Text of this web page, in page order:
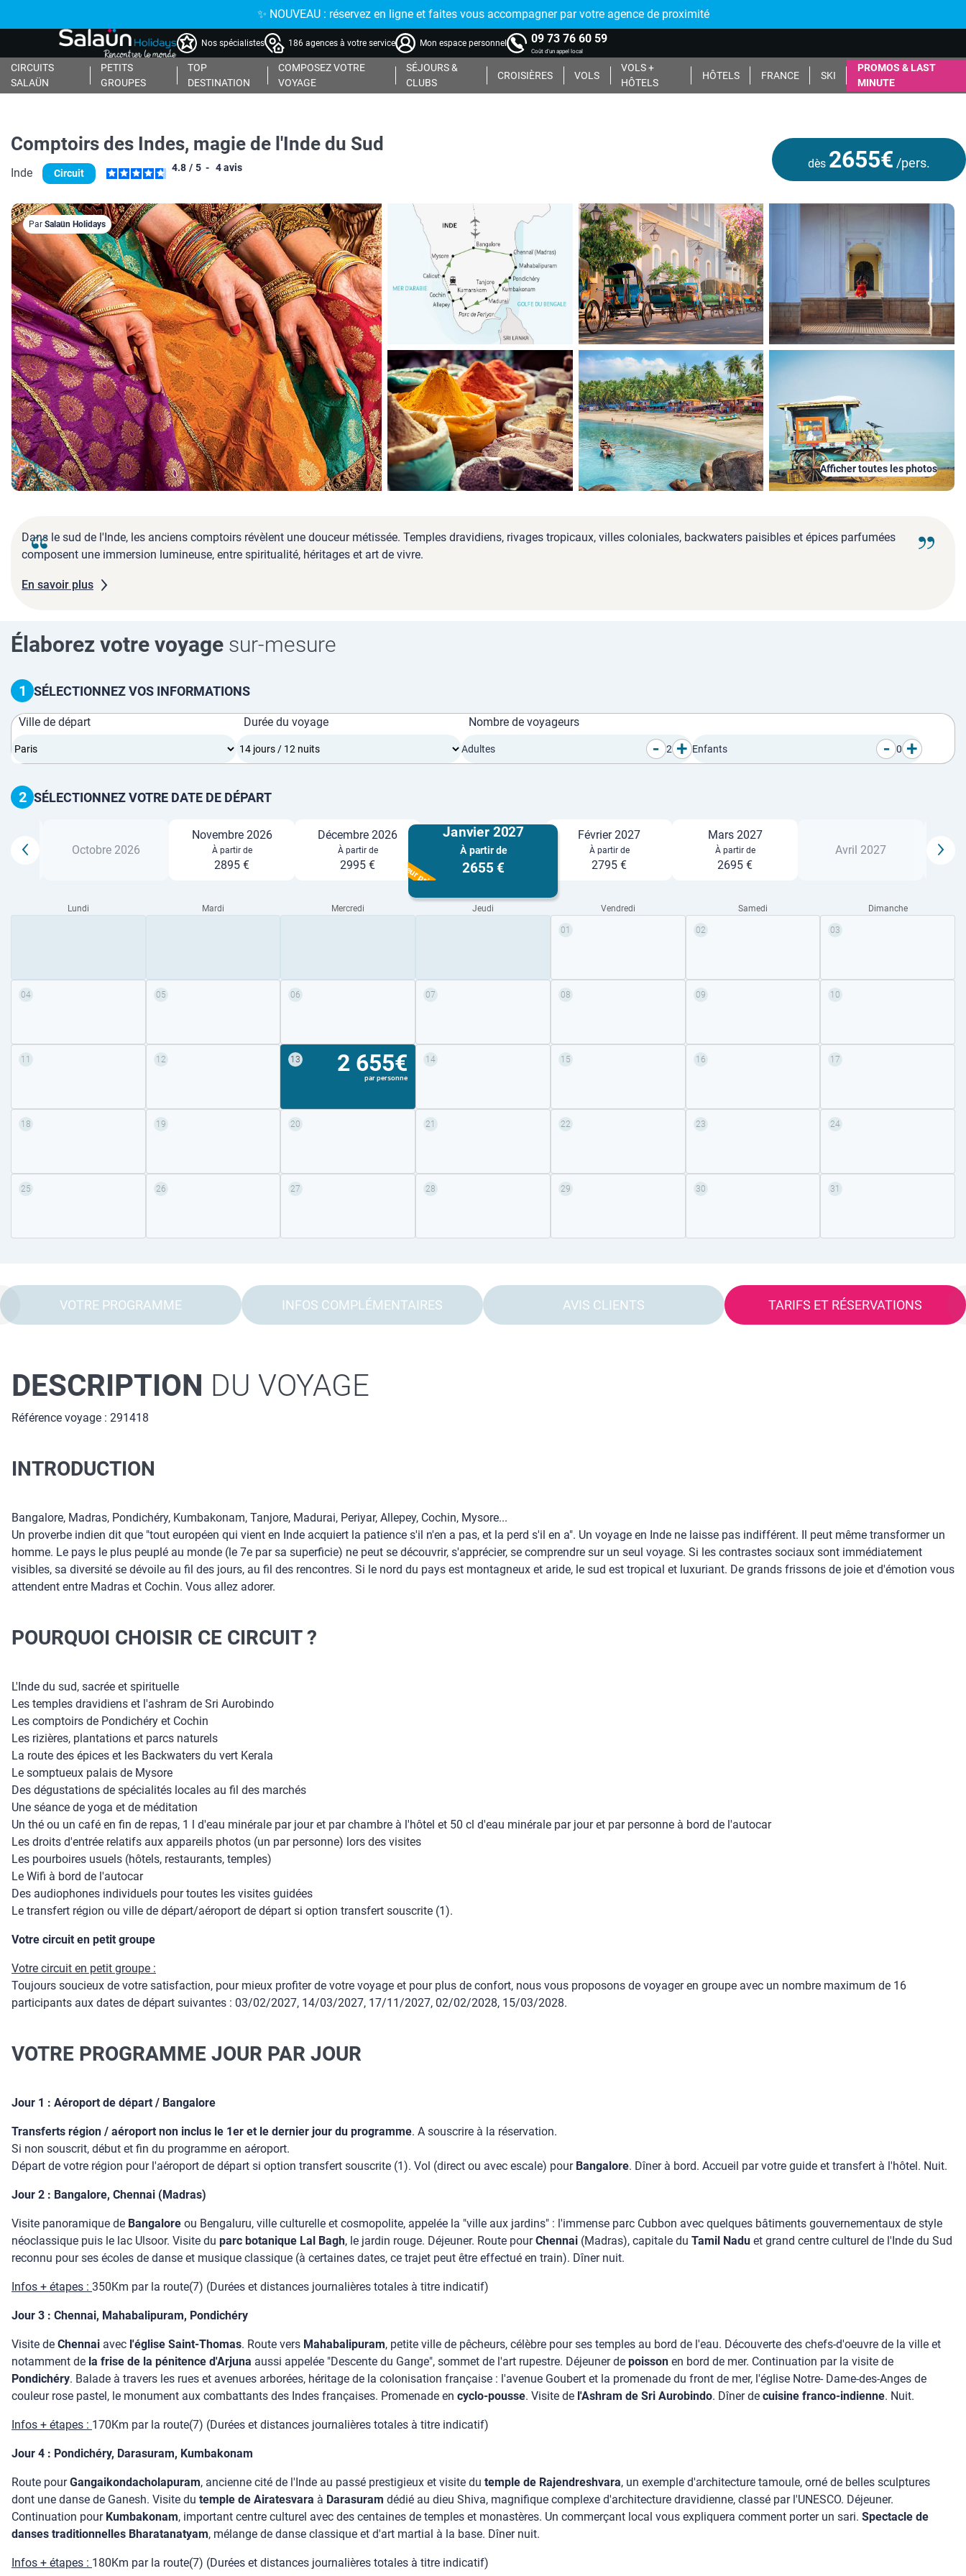
✨ NOUVEAU : réservez en ligne et faites vous accompagner par votre agence de proximité
Nos spécialistes 186 agences à votre service Mon espace personnel 09 73 76 60 59
Coût d'un appel local
CIRCUITS
SALAÜN
PETITS
GROUPES
TOP
DESTINATION
COMPOSEZ VOTRE
VOYAGE
SÉJOURS &
CLUBS
CROISIÈRES VOLS
VOLS +
HÔTELS
HÔTELS FRANCE SKI
PROMOS & LAST
MINUTE
dès 2655€ /pers.
Comptoirs des Indes, magie de l'Inde du Sud
Inde Circuit 4.8 / 5 - 4avis
Afficher toutes les photos
Par Salaün Holidays
Dans le sud de l'Inde, les anciens comptoirs révèlent une douceur métissée. Temples dravidiens, rivages tropicaux, villes coloniales, backwaters paisibles et épices parfumées
composent une immersion lumineuse, entre spiritualité, héritages et art de vivre.
En savoir plus
Élaborez votre voyage sur-mesure
1 SÉLECTIONNEZ VOS INFORMATIONS
Ville de départ Durée du voyage Nombre de voyageurs
Adultes - 2 + Enfants - 0 +
2 SÉLECTIONNEZ VOTRE DATE DE DÉPART
Octobre 2026
Novembre 2026
À partir de
2895 €
Décembre 2026
À partir de
2995 €
Janvier 2027
À partir de
2655 €
Meilleur prix
Février 2027
À partir de
2795 €
Mars 2027
À partir de
2695 €
Avril 2027
Lundi Mardi Mercredi Jeudi Vendredi Samedi Dimanche
01 02 03
04 05 06 07 08 09 10
11 12 13 2 655€
par personne
14 15 16 17
18 19 20 21 22 23 24
25 26 27 28 29 30 31
VOTRE PROGRAMME INFOS COMPLÉMENTAIRES AVIS CLIENTS TARIFS ET RÉSERVATIONS
DESCRIPTION DU VOYAGE
Référence voyage : 291418
INTRODUCTION
Bangalore, Madras, Pondichéry, Kumbakonam, Tanjore, Madurai, Periyar, Allepey, Cochin, Mysore...
Un proverbe indien dit que "tout européen qui vient en Inde acquiert la patience s'il n'en a pas, et la perd s'il en a". Un voyage en Inde ne laisse pas indifférent. Il peut même transformer un
homme. Le pays le plus peuplé au monde (le 7e par sa superficie) ne peut se découvrir, s'apprécier, se comprendre sur un seul voyage. Si les contrastes sociaux sont immédiatement
visibles, sa diversité se dévoile au fil des jours, au fil des rencontres. Si le nord du pays est montagneux et aride, le sud est tropical et luxuriant. De grands frissons de joie et d'émotion vous
attendent entre Madras et Cochin. Vous allez adorer.
POURQUOI CHOISIR CE CIRCUIT ?
L'Inde du sud, sacrée et spirituelle
Les temples dravidiens et l'ashram de Sri Aurobindo
Les comptoirs de Pondichéry et Cochin
Les rizières, plantations et parcs naturels
La route des épices et les Backwaters du vert Kerala
Le somptueux palais de Mysore
Des dégustations de spécialités locales au fil des marchés
Une séance de yoga et de méditation
Un thé ou un café en fin de repas, 1 l d'eau minérale par jour et par chambre à l'hôtel et 50 cl d'eau minérale par jour et par personne à bord de l'autocar
Les droits d'entrée relatifs aux appareils photos (un par personne) lors des visites
Les pourboires usuels (hôtels, restaurants, temples)
Le Wifi à bord de l'autocar
Des audiophones individuels pour toutes les visites guidées
Le transfert région ou ville de départ/aéroport de départ si option transfert souscrite (1).
Votre circuit en petit groupe
Votre circuit en petit groupe :
Toujours soucieux de votre satisfaction, pour mieux profiter de votre voyage et pour plus de confort, nous vous proposons de voyager en groupe avec un nombre maximum de 16
participants aux dates de départ suivantes : 03/02/2027, 14/03/2027, 17/11/2027, 02/02/2028, 15/03/2028.
VOTRE PROGRAMME JOUR PAR JOUR
Jour 1 : Aéroport de départ / Bangalore
Transferts région / aéroport non inclus le 1er et le dernier jour du programme. A souscrire à la réservation.
Si non souscrit, début et fin du programme en aéroport.
Départ de votre région pour l'aéroport de départ si option transfert souscrite (1). Vol (direct ou avec escale) pour Bangalore. Dîner à bord. Accueil par votre guide et transfert à l'hôtel. Nuit.
Jour 2 : Bangalore, Chennai (Madras)
Visite panoramique de Bangalore ou Bengaluru, ville culturelle et cosmopolite, appelée la "ville aux jardins" : l'immense parc Cubbon avec quelques bâtiments gouvernementaux de style
néoclassique puis le lac Ulsoor. Visite du parc botanique Lal Bagh, le jardin rouge. Déjeuner. Route pourChennai (Madras), capitale du Tamil Nadu et grand centre culturel de l'Inde du Sud
reconnu pour ses écoles de danse et musique classique (à certaines dates, ce trajet peut être effectué en train). Dîner nuit.
Infos + étapes : 350Km par la route(7) (Durées et distances journalières totales à titre indicatif)
Jour 3 : Chennai, Mahabalipuram, Pondichéry
Visite de Chennai avec l'église Saint-Thomas. Route vers Mahabalipuram, petite ville de pêcheurs, célèbre pour ses temples au bord de l'eau. Découverte des chefs-d'oeuvre de la ville et
notamment de la frise de la pénitence d'Arjuna aussi appelée "Descente du Gange", sommet de l'art rupestre. Déjeuner de poisson en bord de mer. Continuation par la visite de
Pondichéry. Balade à travers les rues et avenues arborées, héritage de la colonisation française : l'avenue Goubert et la promenade du front de mer, l'église Notre- Dame-des-Anges de
couleur rose pastel, le monument aux combattants des Indes françaises. Promenade en cyclo-pousse. Visite de l'Ashram de Sri Aurobindo. Dîner de cuisine franco-indienne. Nuit.
Infos + étapes : 170Km par la route(7) (Durées et distances journalières totales à titre indicatif)
Jour 4 : Pondichéry, Darasuram, Kumbakonam
Route pourGangaikondacholapuram, ancienne cité de l'Inde au passé prestigieux et visite du temple de Rajendreshvara, un exemple d'architecture tamoule, orné de belles sculptures
dont une danse de Ganesh. Visite du temple de Airatesvara à Darasuram dédié au dieu Shiva, magnifique complexe d'architecture dravidienne, classé par l'UNESCO. Déjeuner.
Continuation pour Kumbakonam, important centre culturel avec des centaines de temples et monastères. Un commerçant local vous expliquera comment porter un sari. Spectacle de
danses traditionnelles Bharatanatyam, mélange de danse classique et d'art martial à la base. Dîner nuit.
Infos + étapes : 180Km par la route(7) (Durées et distances journalières totales à titre indicatif)